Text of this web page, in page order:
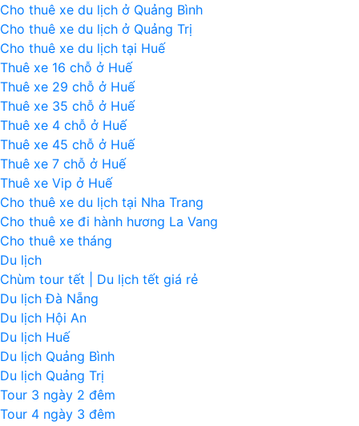
Cho thuê xe du lịch ở Quảng Bình
Cho thuê xe du lịch ở Quảng Trị
Cho thuê xe du lịch tại Huế
Thuê xe 16 chỗ ở Huế
Thuê xe 29 chỗ ở Huế
Thuê xe 35 chỗ ở Huế
Thuê xe 4 chỗ ở Huế
Thuê xe 45 chỗ ở Huế
Thuê xe 7 chỗ ở Huế
Thuê xe Vip ở Huế
Cho thuê xe du lịch tại Nha Trang
Cho thuê xe đi hành hương La Vang
Cho thuê xe tháng
Du lịch
Chùm tour tết | Du lịch tết giá rẻ
Du lịch Đà Nẵng
Du lịch Hội An
Du lịch Huế
Du lịch Quảng Bình
Du lịch Quảng Trị
Tour 3 ngày 2 đêm
Tour 4 ngày 3 đêm